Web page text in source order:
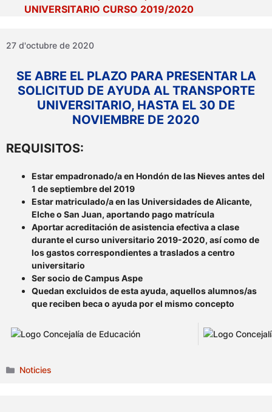
UNIVERSITARIO CURSO 2019/2020
27 d'octubre de 2020
SE ABRE EL PLAZO PARA PRESENTAR LA
SOLICITUD DE AYUDA AL TRANSPORTE
UNIVERSITARIO, HASTA EL 30 DE
NOVIEMBRE DE 2020
REQUISITOS:
Estar empadronado/a en Hondón de las Nieves antes del
1 de septiembre del 2019
Estar matriculado/a en las Universidades de Alicante,
Elche o San Juan, aportando pago matrícula
Aportar acreditación de asistencia efectiva a clase
durante el curso universitario 2019-2020, así como de
los gastos correspondientes a traslados a centro
universitario
Ser socio de Campus Aspe
Quedan excluidos de esta ayuda, aquellos alumnos/as
que reciben beca o ayuda por el mismo concepto
Categories
Noticies